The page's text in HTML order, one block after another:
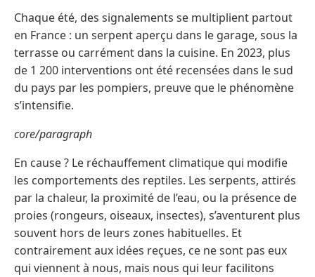
Chaque été, des signalements se multiplient partout
en France : un serpent aperçu dans le garage, sous la
terrasse ou carrément dans la cuisine. En 2023, plus
de 1 200 interventions ont été recensées dans le sud
du pays par les pompiers, preuve que le phénomène
s’intensifie.
core/paragraph
En cause ? Le réchauffement climatique qui modifie
les comportements des reptiles. Les serpents, attirés
par la chaleur, la proximité de l’eau, ou la présence de
proies (rongeurs, oiseaux, insectes), s’aventurent plus
souvent hors de leurs zones habituelles. Et
contrairement aux idées reçues, ce ne sont pas eux
qui viennent à nous, mais nous qui leur facilitons